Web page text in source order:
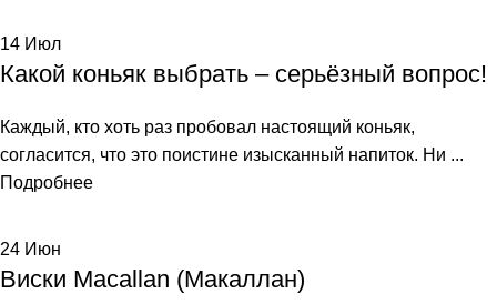
14 Июл
Какой коньяк выбрать – серьёзный вопрос!
Каждый, кто хоть раз пробовал настоящий коньяк,
согласится, что это поистине изысканный напиток. Ни ...
Подробнее
24 Июн
Виски Macallan (Макаллан)